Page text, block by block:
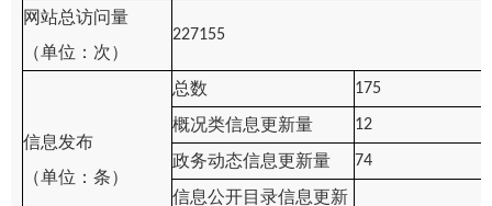
网站总访问量
（单位：次）
227155
信息发布
（单位：条）
总数 175
概况类信息更新量 12
政务动态信息更新量 74
信息公开目录信息更新